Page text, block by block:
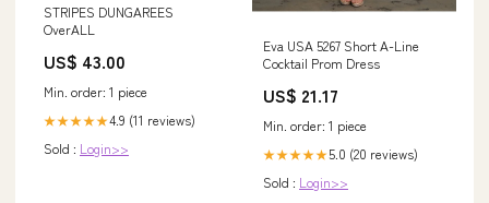
STRIPES DUNGAREES
OverALL
US$ 43.00
Min. order: 1 piece
★★★★★4.9 (11 reviews)
Sold : Login>>
Eva USA 5267 Short A-Line
Cocktail Prom Dress
US$ 21.17
Min. order: 1 piece
★★★★★5.0 (20 reviews)
Sold : Login>>